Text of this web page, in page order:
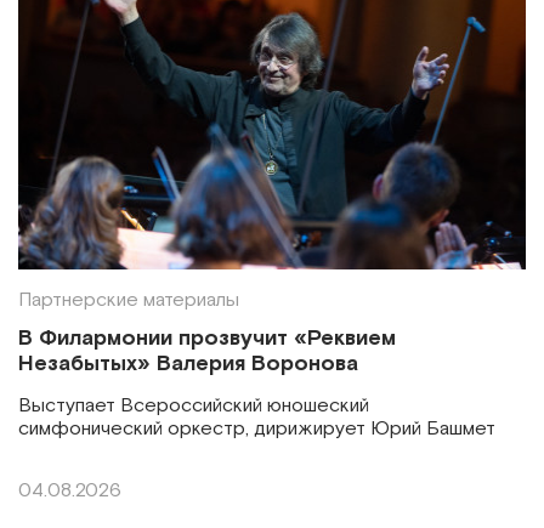
Партнерские материалы
В Филармонии прозвучит «Реквием
Незабытых» Валерия Воронова
Выступает Всероссийский юношеский
симфонический оркестр, дирижирует Юрий Башмет
04.08.2026